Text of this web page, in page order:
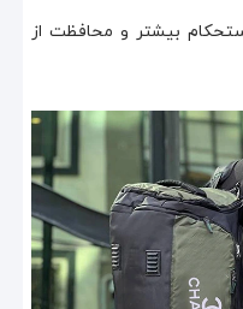
بیشتر و محافظت از